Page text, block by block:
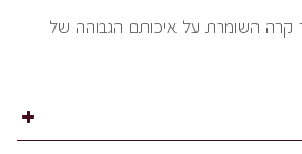
קרה השומרת על איכותם הגבוהה של